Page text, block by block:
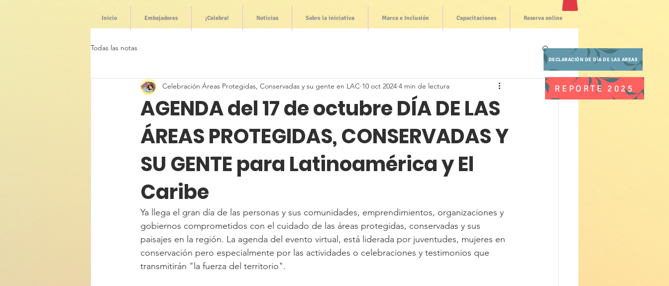
REPORTE 2025
DECLARACIÓN DE DÍA DE LAS AREAS
Todas las notas
AGENDA del 17 de octubre DÍA DE LAS
ÁREAS PROTEGIDAS, CONSERVADAS Y
SU GENTE para Latinoamérica y El
Caribe
Celebración Áreas Protegidas, Conservadas y su gente en LAC 10 oct 2024 4 min de lectura
Ya llega el gran día de las personas y sus comunidades, emprendimientos, organizaciones y
gobiernos comprometidos con el cuidado de las áreas protegidas, conservadas y sus
paisajes en la región. La agenda del evento virtual, está liderada por juventudes, mujeres en
conservación pero especialmente por las actividades o celebraciones y testimonios que
transmitirán "la fuerza del territorio".
Inicio Embajadores ¡Celebra! Noticias Sobre la iniciativa Marca e Inclusión Capacitaciones Reserva online